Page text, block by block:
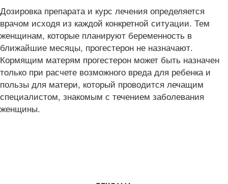
Дозировка препарата и курс лечения определяется
врачом исходя из каждой конкретной ситуации. Тем
женщинам, которые планируют беременность в
ближайшие месяцы, прогестерон не назначают.
Кормящим матерям прогестерон может быть назначен
только при расчете возможного вреда для ребенка и
пользы для матери, который проводится лечащим
специалистом, знакомым с течением заболевания
женщины.